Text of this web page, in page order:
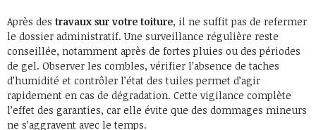
Après des travaux sur votre toiture, il ne suffit pas de refermer
le dossier administratif. Une surveillance régulière reste
conseillée, notamment après de fortes pluies ou des périodes
de gel. Observer les combles, vérifier l’absence de taches
d’humidité et contrôler l’état des tuiles permet d’agir
rapidement en cas de dégradation. Cette vigilance complète
l’effet des garanties, car elle évite que des dommages mineurs
ne s’aggravent avec le temps.